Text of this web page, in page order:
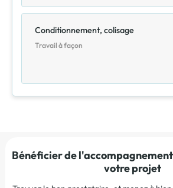
Conditionnement, colisage
Travail à façon
Bénéficier de
votre projet